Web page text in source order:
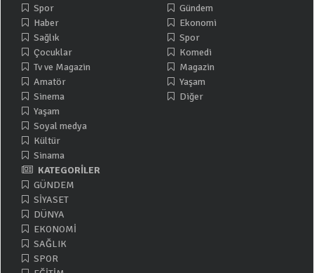
Spor
Haber
Sağlık
Çocuklar
Tv ve Magazin
Amatör
Sinema
Yaşam
Soyal medya
Kültür
Sinama
Gündem
Ekonomi
Spor
Komedi
Magazin
Yaşam
Diğer
KATEGORİLER
GÜNDEM
SİYASET
DÜNYA
EKONOMİ
SAĞLIK
SPOR